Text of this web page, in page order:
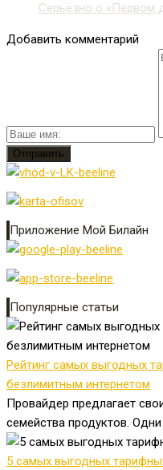
Серьёзно о «Первом
Добавить комментарий
Приложение Мой Билайн
Популярные статьи
Рейтинг самых выгодных
безлимитным интернетом
Провайдер предлагает
семейства продуктов.
5 самых выгодных